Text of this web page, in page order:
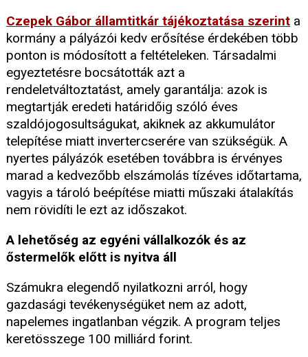
Czepek Gábor államtitkár tájékoztatása szerint a
kormány a pályázói kedv erősítése érdekében több
ponton is módosított a feltételeken. Társadalmi
egyeztetésre bocsátották azt a
rendeletváltoztatást, amely garantálja: azok is
megtartják eredeti határidőig szóló éves
szaldójogosultságukat, akiknek az akkumulátor
telepítése miatt invertercserére van szükségük. A
nyertes pályázók esetében továbbra is érvényes
marad a kedvezőbb elszámolás tízéves időtartama,
vagyis a tároló beépítése miatti műszaki átalakítás
nem rövidíti le ezt az időszakot.
A lehetőség az egyéni vállalkozók és az
őstermelők előtt is nyitva áll
Számukra elegendő nyilatkozni arról, hogy
gazdasági tevékenységüket nem az adott,
napelemes ingatlanban végzik. A program teljes
keretösszege 100 milliárd forint.